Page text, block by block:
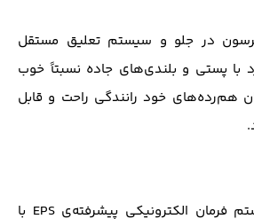
در جلو و سیستم تعلیق مستقل
با پستی و بلندی‌های جاده نسبتاً خوب
هم‌رده‌های خود رانندگی راحت و قابل
جدید از سیستم فرمان الکترونیکی پیشرفته‌ی EPS با